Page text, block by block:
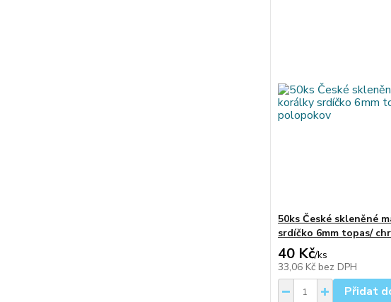
50ks České skleněné
srdíčko 6mm topas/
40 Kč/ks
33,06 Kč bez DPH
Přidat